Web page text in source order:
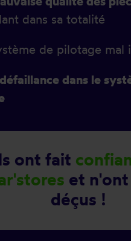
dans sa totalité
de pilotage mal
défaillance dans le
ont fait
et
déçus !